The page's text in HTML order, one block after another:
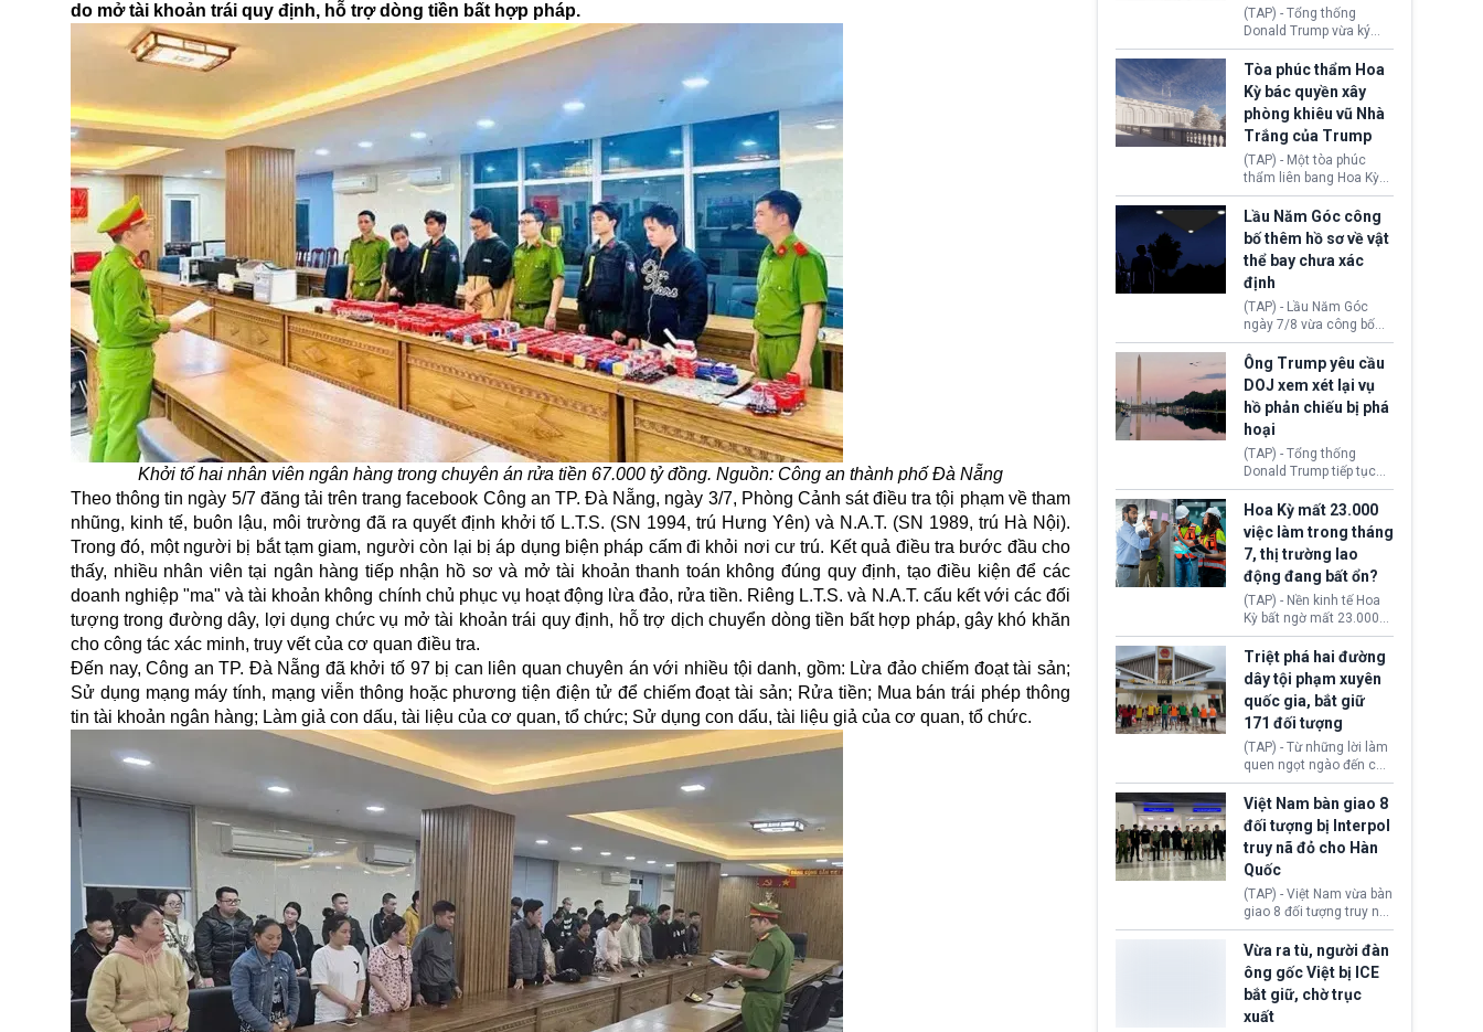
do mở tài khoản trái quy định, hỗ trợ dòng tiền bất hợp pháp.
Khởi tố hai nhân viên ngân hàng trong chuyên án rửa tiền 67.000 tỷ đồng. Nguồn: Công an thành phố Đà Nẵng
Theo thông tin ngày 5/7 đăng tải trên trang facebook Công an TP. Đà Nẵng, ngày 3/7, Phòng Cảnh sát điều tra tội phạm về tham
nhũng, kinh tế, buôn lậu, môi trường đã ra quyết định khởi tố L.T.S. (SN 1994, trú Hưng Yên) và N.A.T. (SN 1989, trú Hà Nội).
Trong đó, một người bị bắt tạm giam, người còn lại bị áp dụng biện pháp cấm đi khỏi nơi cư trú. Kết quả điều tra bước đầu cho
thấy, nhiều nhân viên tại ngân hàng tiếp nhận hồ sơ và mở tài khoản thanh toán không đúng quy định, tạo điều kiện để các
doanh nghiệp "ma" và tài khoản không chính chủ phục vụ hoạt động lừa đảo, rửa tiền. Riêng L.T.S. và N.A.T. cấu kết với các đối
tượng trong đường dây, lợi dụng chức vụ mở tài khoản trái quy định, hỗ trợ dịch chuyển dòng tiền bất hợp pháp, gây khó khăn
cho công tác xác minh, truy vết của cơ quan điều tra.
Đến nay, Công an TP. Đà Nẵng đã khởi tố 97 bị can liên quan chuyên án với nhiều tội danh, gồm: Lừa đảo chiếm đoạt tài sản;
Sử dụng mạng máy tính, mạng viễn thông hoặc phương tiện điện tử để chiếm đoạt tài sản; Rửa tiền; Mua bán trái phép thông
tin tài khoản ngân hàng; Làm giả con dấu, tài liệu của cơ quan, tổ chức; Sử dụng con dấu, tài liệu giả của cơ quan, tổ chức.
(TAP) - Tổng thống
Donald Trump vừa ký
sắc lệnh áp thuế bổ
sung 15% cùng cơ chế
giá sàn nhập khẩu
nghiêm ngặt đối với
polysilicon và các sản
phẩm hạ nguồn. Quyết
định này nhằm khôi
phục chuỗi cung ứng
công nghệ, năng lượng
mặt trời nội địa trước sự
thống trị của Trung
Quốc.
Tòa phúc thẩm Hoa
Kỳ bác quyền xây
phòng khiêu vũ Nhà
Trắng của Trump
(TAP) - Một tòa phúc
thẩm liên bang Hoa Kỳ
vừa phán quyết, chính
quyền Tổng thống
Donald Trump không có
quyền tự ý xây phòng
khiêu vũ mới rộng
khoảng 90.000 feet
vuông tại khu vực Cánh
Đông Nhà Trắng.
Lầu Năm Góc công
bố thêm hồ sơ về vật
thể bay chưa xác
định
(TAP) - Lầu Năm Góc
ngày 7/8 vừa công bố
thêm 41 hồ sơ liên quan
đến UFO hay còn được
gọi là hiện tượng bất
thường chưa xác định
(UAP). Những tài liệu này
bao gồm hình ảnh,
video, báo cáo từ nhiều
cơ quan khác nhau như
Cục Điều tra Liên bang
(FBI), Cơ quan Tình báo
Trung ương (CIA) và Bộ
Ngoại giao (DOS).
Ông Trump yêu cầu
DOJ xem xét lại vụ
hồ phản chiếu bị phá
hoại
(TAP) - Tổng thống
Donald Trump tiếp tục
cho rằng, hồ phản chiếu
trước Đài tưởng niệm
Lincoln bị phá hoại. Lãnh
đạo Nhà Trắng yêu cầu
Bộ Tư pháp (DOJ) xem
xét lại quyết định hủy
truy tố những cá nhân bị
nghi ngờ làm hư hại
công trình.
Hoa Kỳ mất 23.000
việc làm trong tháng
7, thị trường lao
động đang bất ổn?
(TAP) - Nền kinh tế Hoa
Kỳ bất ngờ mất 23.000
việc làm vào tháng 7,
cho thấy thị trường lao
động có dấu hiệu suy
yếu sau thời gian duy trì
tương đối ổn định suốt
nửa năm 2026.
Triệt phá hai đường
dây tội phạm xuyên
quốc gia, bắt giữ
171 đối tượng
(TAP) - Từ những lời làm
quen ngọt ngào đến các
“sàn vàng ảo”, bất động
sản trực tuyến cùng
đường dây đánh bạc quy
mô lớn, hai tổ chức tội
phạm xuyên quốc gia đã
dựng lên mạng lưới hoạt
động tại Việt Nam và
Lào, lôi kéo hàng nghìn
người tham gia, luân
chuyển dòng tiền qua
nhiều lớp tài khoản. Sau
hơn 2 tuần phối hợp truy
xét, lực lượng chức năng
hai nước đã bắt giữ 171
Việt Nam bàn giao 8
đối tượng bị Interpol
truy nã đỏ cho Hàn
Quốc
(TAP) - Việt Nam vừa bàn
giao 8 đối tượng truy nã
đỏ Interpol cho lực lượng
chức năng Hàn Quốc.
Nhóm này bị xác định
lừa đảo 619 nạn nhân,
chiếm đoạt hơn 17,7 tỷ
KRW.
Vừa ra tù, người đàn
ông gốc Việt bị ICE
bắt giữ, chờ trục
xuất